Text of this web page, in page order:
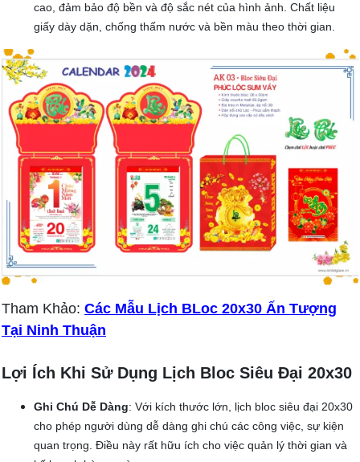
cao, đảm bảo độ bền và độ sắc nét của hình ảnh. Chất liệu
giấy dày dặn, chống thấm nước và bền màu theo thời gian.
Tham Khảo: Các Mẫu Lịch BLoc 20x30 Ấn Tượng
Tại Ninh Thuận
Lợi Ích Khi Sử Dụng Lịch Bloc Siêu Đại 20x30
Ghi Chú Dễ Dàng: Với kích thước lớn, lịch bloc siêu đại 20x30
cho phép người dùng dễ dàng ghi chú các công việc, sự kiện
quan trọng. Điều này rất hữu ích cho việc quản lý thời gian và